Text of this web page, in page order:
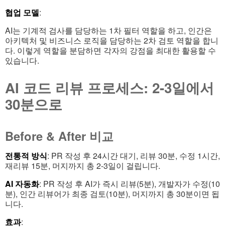
협업 모델:
AI는 기계적 검사를 담당하는 1차 필터 역할을 하고, 인간은
아키텍처 및 비즈니스 로직을 담당하는 2차 검토 역할을 합니
다. 이렇게 역할을 분담하면 각자의 강점을 최대한 활용할 수
있습니다.
AI 코드 리뷰 프로세스: 2-3일에서
30분으로
Before & After 비교
전통적 방식: PR 작성 후 24시간 대기, 리뷰 30분, 수정 1시간,
재리뷰 15분, 머지까지 총 2-3일이 걸립니다.
AI 자동화: PR 작성 후 AI가 즉시 리뷰(5분), 개발자가 수정(10
분), 인간 리뷰어가 최종 검토(10분), 머지까지 총 30분이면 됩
니다.
효과: